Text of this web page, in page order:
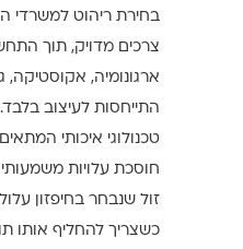
בחירת ריהוט למשרדי
צרכים מדויק, תוך
ארגונומיה, אקוסטיקה,
התייחסות לעיצוב
טכנולוגי איכותי
חוסכת עלויות
זול שנבחר בחיפזון
כשצריך להחליף אותו